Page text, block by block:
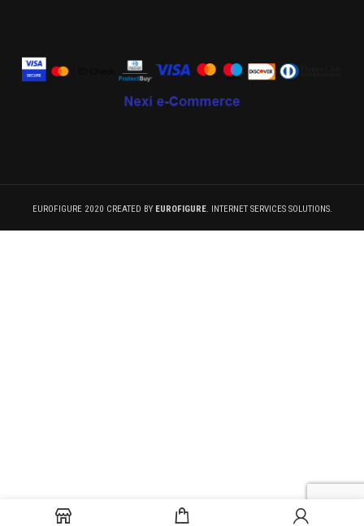
EUROFIGURE 2020 CREATED BY EUROFIGURE. INTERNET SERVICES SOLUTIONS.